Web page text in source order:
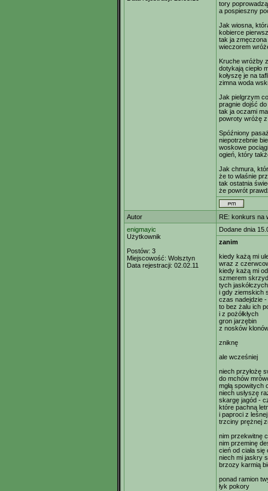
tory
a pospieszny
Jak wiosna,
kobierce
tak ja zmęczona
wieczorem
Kruche wróżby
dotykają ciepło
kołyszę je na
zimna woda
Jak pielgrzym
pragnie dojść do
tak ja oczami
powroty wróżę
Spóźniony
niepotrzebnie
woskowe
ogień, który
Jak chmura,
że to wlaśnie
tak ostatnia
że powrót
Autor
RE: konkurs na
enigmayic
Użytkownik
Postów: 3
Miejscowość: Wolsztyn
Data rejestracji: 02.02.11
Dodane dnia
zanim
kiedy każą mi
wraz z
kiedy każą mi
szmerem
tych jaskółczych
i gdy ziemskich
czas nadejdzie
to bez żalu ich
i z pożółkłych
gron jarzębin
z nosków
zniknę
ale wcześniej
niech przyłożę
do mchów
mgłą spowitych
niech usłyszę
skargę jagód -
które pachną
i paproci z
trzciny prężnej
nim przekwitnę
nim przeminę
cień od ciała się
niech mi jaskry
brzozy karmią
ponad ramion
łyk pokory